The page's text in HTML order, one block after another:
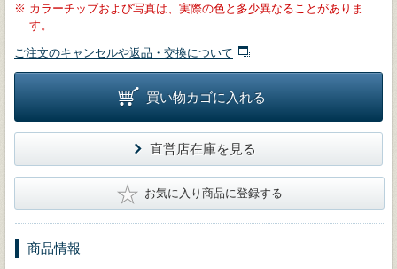
※ カラーチップおよび写真は、実際の色と多少異なることがありま
す。
ご注文のキャンセルや返品・交換について
買い物カゴに入れる
直営店在庫を見る
★ お気に入り商品に登録する
商品情報